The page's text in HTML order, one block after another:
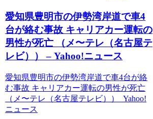
愛知県豊明市の伊勢湾岸道で車4
台が絡む事故 キャリアカー運転の
男性が死亡 （メ〜テレ（名古屋テ
レビ）） – Yahoo!ニュース
愛知県豊明市の伊勢湾岸道で車4台が絡
む事故 キャリアカー運転の男性が死亡
（メ〜テレ（名古屋テレビ）） Yahoo!
ニュース